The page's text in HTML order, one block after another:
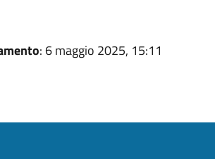
: 6 maggio 2025, 15:11